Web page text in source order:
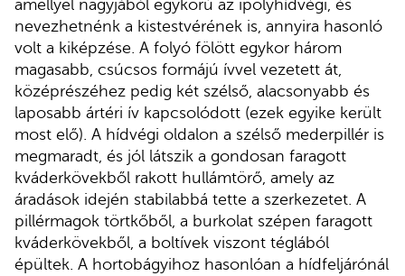
amellyel nagyjából egykorú az ipolyhídvégi, és
nevezhetnénk a kistestvérének is, annyira hasonló
volt a kiképzése. A folyó fölött egykor három
magasabb, csúcsos formájú ívvel vezetett át,
középrészéhez pedig két szélső, alacsonyabb és
laposabb ártéri ív kapcsolódott (ezek egyike került
most elő). A hídvégi oldalon a szélső mederpillér is
megmaradt, és jól látszik a gondosan faragott
kváderkövekből rakott hullámtörő, amely az
áradások idején stabilabbá tette a szerkezetet. A
pillérmagok törtkőből, a burkolat szépen faragott
kváderkövekből, a boltívek viszont téglából
épültek. A hortobágyihoz hasonlóan a hídfeljárónál